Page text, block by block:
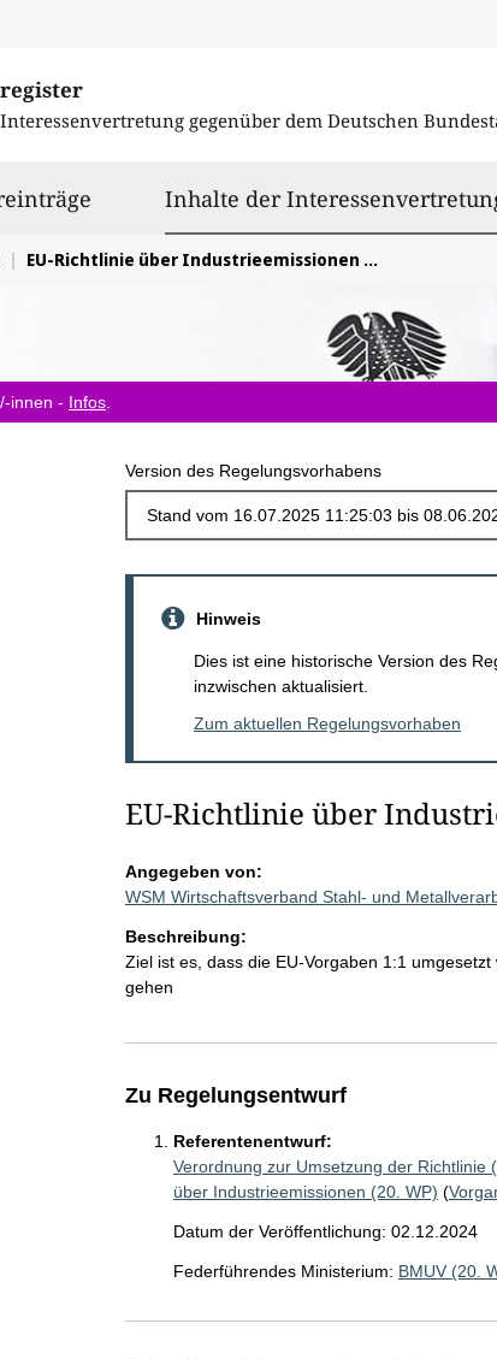
gegenüber dem Deutschen
Inhalte der
EU-Richtlinie über Industrieemissionen (IED)
innen - Infos
Version des Regelungsvorhabens
Hinweis
Dies ist eine historische Version des
inzwischen aktualisiert.
Zum aktuellen Regelungsvorhaben
EU-Richtlinie über
Angegeben von:
WSM Wirtschaftsverband Stahl- und
Beschreibung:
Ziel ist es, dass die EU-Vorgaben 1:1
gehen
Zu Regelungsentwurf
Referentenentwurf:
Verordnung zur Umsetzung der
über Industrieemissionen (20. WP) (
Datum der Veröffentlichung: 02.12.2024
Federführendes Ministerium: BMUV (20.